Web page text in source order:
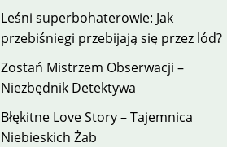
Leśni superbohaterowie: Jak
przebiśniegi przebijają się przez lód?
Zostań Mistrzem Obserwacji –
Niezbędnik Detektywa
Błękitne Love Story – Tajemnica
Niebieskich Żab